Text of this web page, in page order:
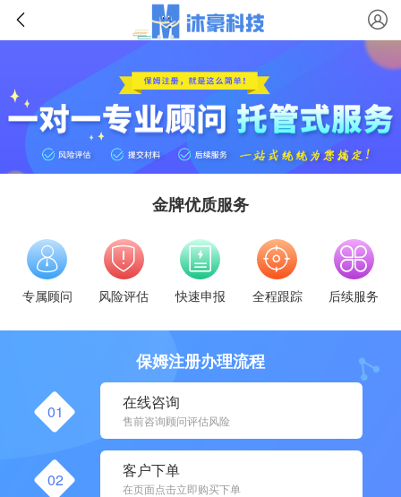
金牌优质服务
专属顾问 风险评估 快速申报 全程跟踪 后续服务
保姆注册办理流程
01 在线咨询
售前咨询顾问评估风险
02 客户下单
在页面点击立即购买下单